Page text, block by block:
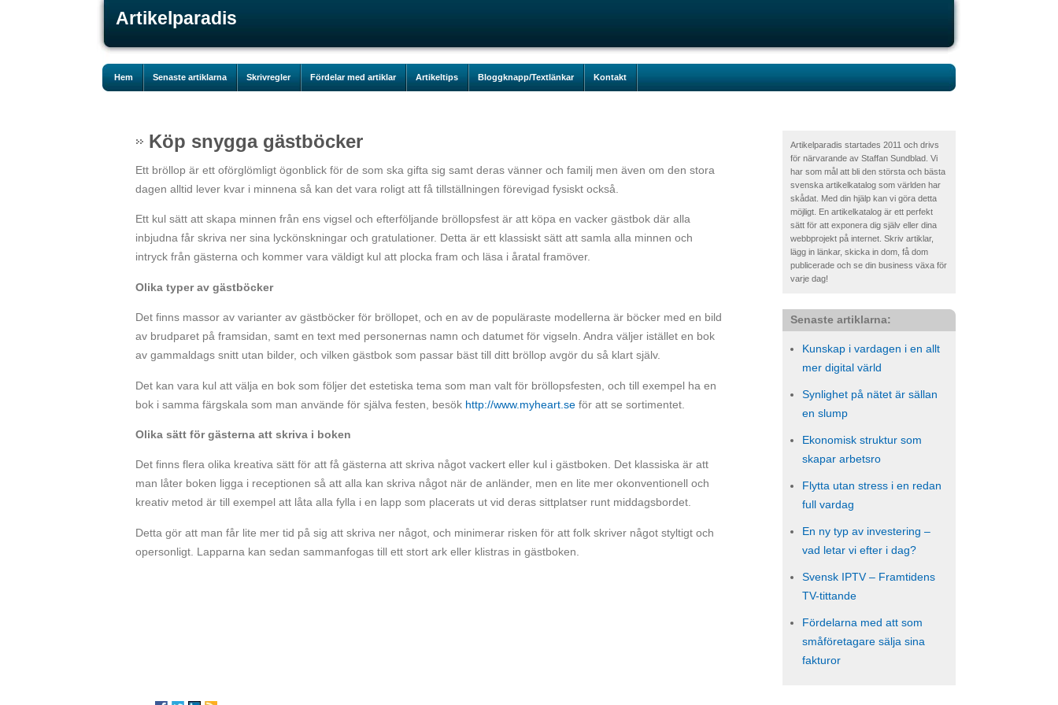
Artikelparadis
Hem Senaste artiklarna Skrivregler Fördelar med artiklar Artikeltips Bloggknapp/Textlänkar Kontakt
Artikelparadis startades 2011 och drivs
för närvarande av Staffan Sundblad. Vi
har som mål att bli den största och bästa
svenska artikelkatalog som världen har
skådat. Med din hjälp kan vi göra detta
möjligt. En artikelkatalog är ett perfekt
sätt för att exponera dig själv eller dina
webbprojekt på internet. Skriv artiklar,
lägg in länkar, skicka in dom, få dom
publicerade och se din business växa för
varje dag!
Senaste artiklarna:
Kunskap i vardagen i en allt
mer digital värld
Synlighet på nätet är sällan
en slump
Ekonomisk struktur som
skapar arbetsro
Flytta utan stress i en redan
full vardag
En ny typ av investering –
vad letar vi efter i dag?
Svensk IPTV – Framtidens
TV-tittande
Fördelarna med att som
småföretagare sälja sina
fakturor
Köp snygga gästböcker
Ett bröllop är ett oförglömligt ögonblick för de som ska gifta sig samt deras vänner och familj men även om den stora
dagen alltid lever kvar i minnena så kan det vara roligt att få tillställningen förevigad fysiskt också.
Ett kul sätt att skapa minnen från ens vigsel och efterföljande bröllopsfest är att köpa en vacker gästbok där alla
inbjudna får skriva ner sina lyckönskningar och gratulationer. Detta är ett klassiskt sätt att samla alla minnen och
intryck från gästerna och kommer vara väldigt kul att plocka fram och läsa i åratal framöver.
Olika typer av gästböcker
Det finns massor av varianter av gästböcker för bröllopet, och en av de populäraste modellerna är böcker med en bild
av brudparet på framsidan, samt en text med personernas namn och datumet för vigseln. Andra väljer istället en bok
av gammaldags snitt utan bilder, och vilken gästbok som passar bäst till ditt bröllop avgör du så klart själv.
Det kan vara kul att välja en bok som följer det estetiska tema som man valt för bröllopsfesten, och till exempel ha en
bok i samma färgskala som man använde för själva festen, besök http://www.myheart.se för att se sortimentet.
Olika sätt för gästerna att skriva i boken
Det finns flera olika kreativa sätt för att få gästerna att skriva något vackert eller kul i gästboken. Det klassiska är att
man låter boken ligga i receptionen så att alla kan skriva något när de anländer, men en lite mer okonventionell och
kreativ metod är till exempel att låta alla fylla i en lapp som placerats ut vid deras sittplatser runt middagsbordet.
Detta gör att man får lite mer tid på sig att skriva ner något, och minimerar risken för att folk skriver något styltigt och
opersonligt. Lapparna kan sedan sammanfogas till ett stort ark eller klistras in gästboken.